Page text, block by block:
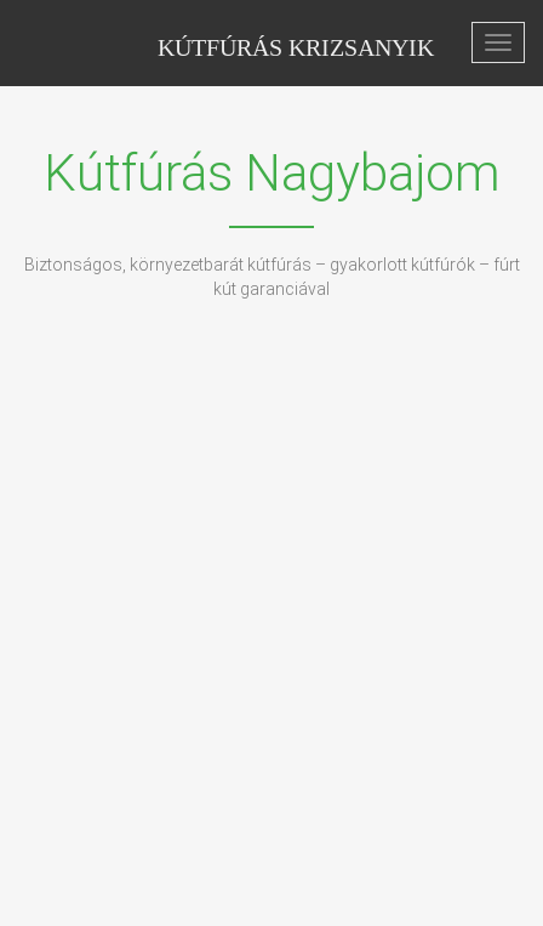
KÚTFÚRÁS KRIZSANYIK
Kútfúrás Nagybajom
Biztonságos, környezetbarát kútfúrás – gyakorlott kútfúrók – fúrt
kút garanciával